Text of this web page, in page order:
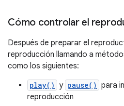
Cómo controlar el
Después de preparar el
reproducción llamando a
como los siguientes:
play() y pause() para
reproducción